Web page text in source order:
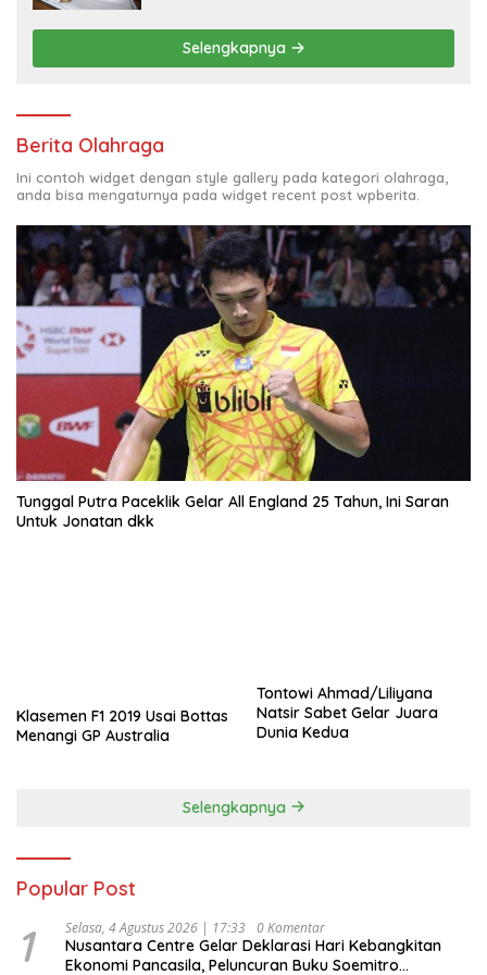
Selengkapnya
Berita Olahraga
Ini contoh widget dengan style gallery pada kategori olahraga,
anda bisa mengaturnya pada widget recent post wpberita.
Tunggal Putra Paceklik Gelar All England 25 Tahun, Ini Saran
Untuk Jonatan dkk
Klasemen F1 2019 Usai Bottas
Menangi GP Australia
Tontowi Ahmad/Liliyana
Natsir Sabet Gelar Juara
Dunia Kedua
Selengkapnya
Popular Post
1 Selasa, 4 Agustus 2026 | 17:33 0 Komentar
Nusantara Centre Gelar Deklarasi Hari Kebangkitan
Ekonomi Pancasila, Peluncuran Buku Soemitro